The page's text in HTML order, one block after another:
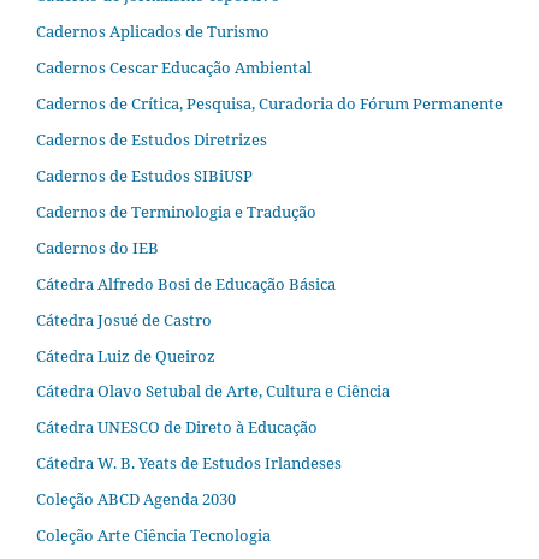
Cadernos Aplicados de Turismo
Cadernos Cescar Educação Ambiental
Cadernos de Crítica, Pesquisa, Curadoria do Fórum Permanente
Cadernos de Estudos Diretrizes
Cadernos de Estudos SIBiUSP
Cadernos de Terminologia e Tradução
Cadernos do IEB
Cátedra Alfredo Bosi de Educação Básica
Cátedra Josué de Castro
Cátedra Luiz de Queiroz
Cátedra Olavo Setubal de Arte, Cultura e Ciência
Cátedra UNESCO de Direto à Educação
Cátedra W. B. Yeats de Estudos Irlandeses
Coleção ABCD Agenda 2030
Coleção Arte Ciência Tecnologia